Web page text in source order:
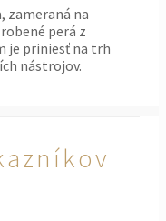
zameraná na
perá z
je priniesť na trh
nástrojov.